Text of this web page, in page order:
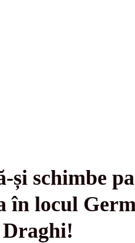
și schimbe
locul